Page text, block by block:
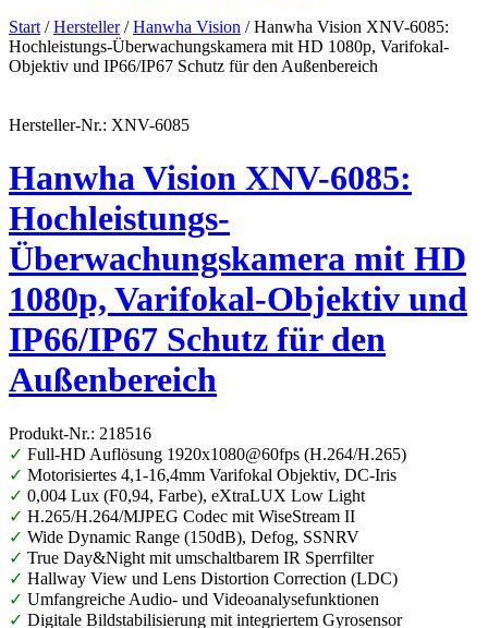
Start /Hersteller/Hanwha Vision / Hanwha Vision XNV-6085:
Hochleistungs-Überwachungskamera mit HD 1080p, Varifokal-
Objektiv und IP66/IP67 Schutz für den Außenbereich
Hersteller-Nr.: XNV-6085
Hanwha Vision XNV-6085:
Hochleistungs-
Überwachungskamera mit HD
1080p, Varifokal-Objektiv und
IP66/IP67 Schutz für den
Außenbereich
Produkt-Nr.: 218516
✓ Full-HD Auflösung 1920x1080@60fps (H.264/H.265)
✓ Motorisiertes 4,1-16,4mm Varifokal Objektiv, DC-Iris
✓ 0,004 Lux (F0,94, Farbe), eXtraLUX Low Light
✓ H.265/H.264/MJPEG Codec mit WiseStream II
✓ Wide Dynamic Range (150dB), Defog, SSNRV
✓ True Day&Night mit umschaltbarem IR Sperrfilter
✓ Hallway View und Lens Distortion Correction (LDC)
✓ Umfangreiche Audio- und Videoanalysefunktionen
✓ Digitale Bildstabilisierung mit integriertem Gyrosensor